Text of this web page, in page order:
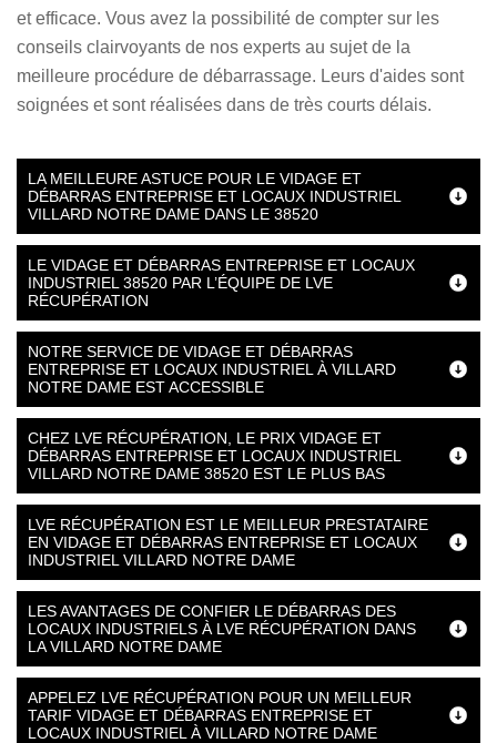
et efficace. Vous avez la possibilité de compter sur les
conseils clairvoyants de nos experts au sujet de la
meilleure procédure de débarrassage. Leurs d'aides sont
soignées et sont réalisées dans de très courts délais.
LA MEILLEURE ASTUCE POUR LE VIDAGE ET
DÉBARRAS ENTREPRISE ET LOCAUX INDUSTRIEL
VILLARD NOTRE DAME DANS LE 38520
LE VIDAGE ET DÉBARRAS ENTREPRISE ET LOCAUX
INDUSTRIEL 38520 PAR L’ÉQUIPE DE LVE
RÉCUPÉRATION
NOTRE SERVICE DE VIDAGE ET DÉBARRAS
ENTREPRISE ET LOCAUX INDUSTRIEL À VILLARD
NOTRE DAME EST ACCESSIBLE
CHEZ LVE RÉCUPÉRATION, LE PRIX VIDAGE ET
DÉBARRAS ENTREPRISE ET LOCAUX INDUSTRIEL
VILLARD NOTRE DAME 38520 EST LE PLUS BAS
LVE RÉCUPÉRATION EST LE MEILLEUR PRESTATAIRE
EN VIDAGE ET DÉBARRAS ENTREPRISE ET LOCAUX
INDUSTRIEL VILLARD NOTRE DAME
LES AVANTAGES DE CONFIER LE DÉBARRAS DES
LOCAUX INDUSTRIELS À LVE RÉCUPÉRATION DANS
LA VILLARD NOTRE DAME
APPELEZ LVE RÉCUPÉRATION POUR UN MEILLEUR
TARIF VIDAGE ET DÉBARRAS ENTREPRISE ET
LOCAUX INDUSTRIEL À VILLARD NOTRE DAME